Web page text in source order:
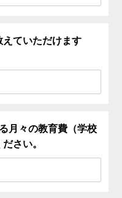
ていただけます
月々の教育費（学校
さい。